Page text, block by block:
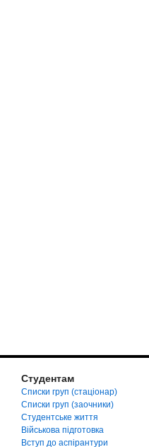
Студентам
Списки груп (стаціонар)
Списки груп (заочники)
Студентське життя
Військова підготовка
Вступ до аспірантури